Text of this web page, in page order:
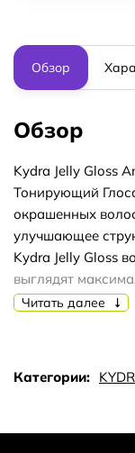
Обзор
Обзор
Kydra Jelly Gloss
Тонирующий
окрашенных
улучшающее
Kydra Jelly Gloss
выглядят
уникальный
Применение:
Мультиколор: 1
Читать далее
Категории: